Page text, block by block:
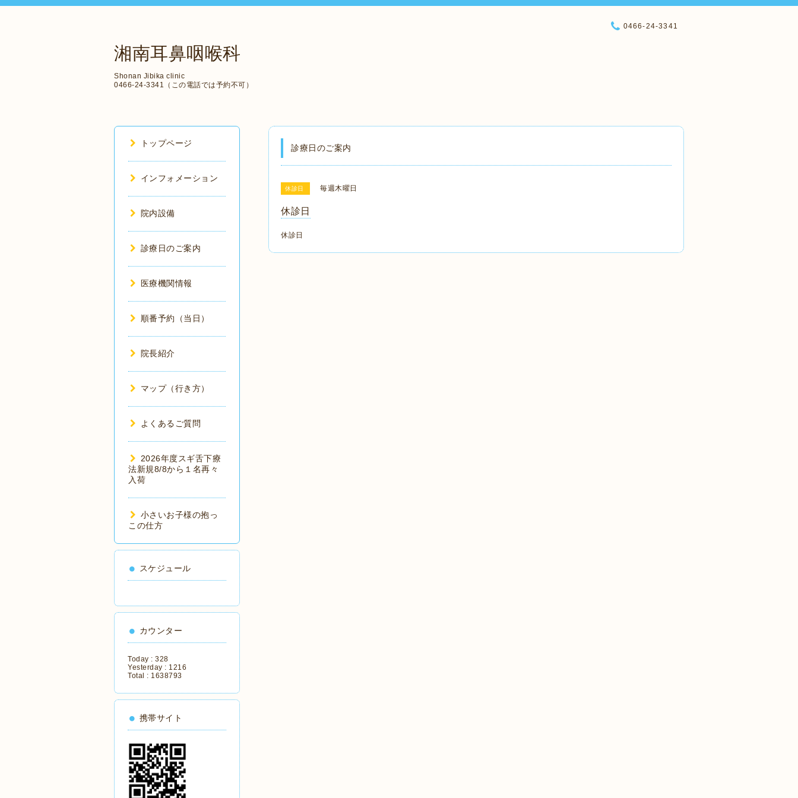
湘南耳鼻咽喉科
Shonan Jibika clinic
0466-24-3341（この電話では予約不可）
0466-24-3341
診療日のご案内
休診日 毎週木曜日
休診日
休診日
トップページ
インフォメーション
院内設備
診療日のご案内
医療機関情報
順番予約（当日）
院長紹介
マップ（行き方）
よくあるご質問
2026年度スギ舌下療
法新規8/8から１名再々
入荷
小さいお子様の抱っ
この仕方
スケジュール
カウンター
Today : 328
Yesterday : 1216
Total : 1638793
携帯サイト